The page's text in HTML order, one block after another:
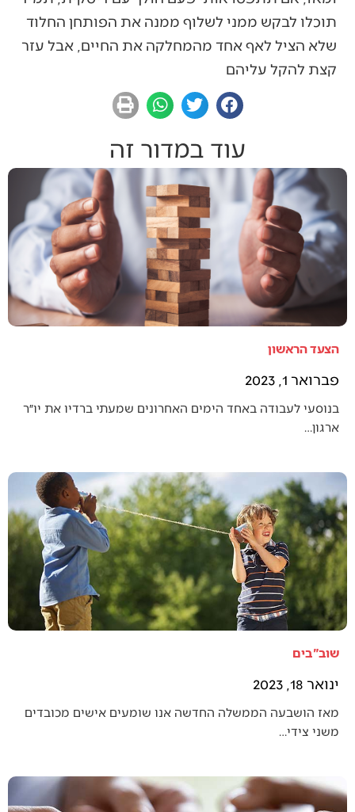
תוכלו לבקש ממני לשלוף ממנה את הפותחן החלוד
שלא הציל לאף אחד מהמחלקה את החיים, אבל עזר
קצת להקל עליהם
עוד במדור זה
הצעד הראשון
פברואר 1, 2023
בנוסעי לעבודה באחד הימים האחרונים שמעתי ברדיו את יו״ר
ארגון…
שוב"בים
ינואר 18, 2023
מאז הושבעה הממשלה החדשה אנו שומעים אישים מכובדים
משני צידי…